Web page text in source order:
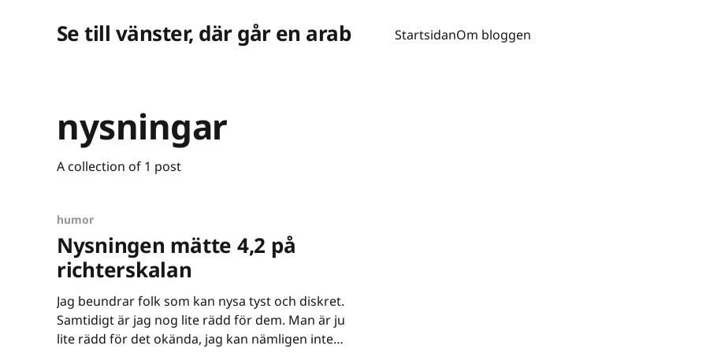
Se till vänster, där går en arab StartsidanOm bloggen
nysningar
A collection of 1 post
humor
Nysningen mätte 4,2 på
richterskalan
Jag beundrar folk som kan nysa tyst och diskret.
Samtidigt är jag nog lite rädd för dem. Man är ju
lite rädd för det okända, jag kan nämligen inte